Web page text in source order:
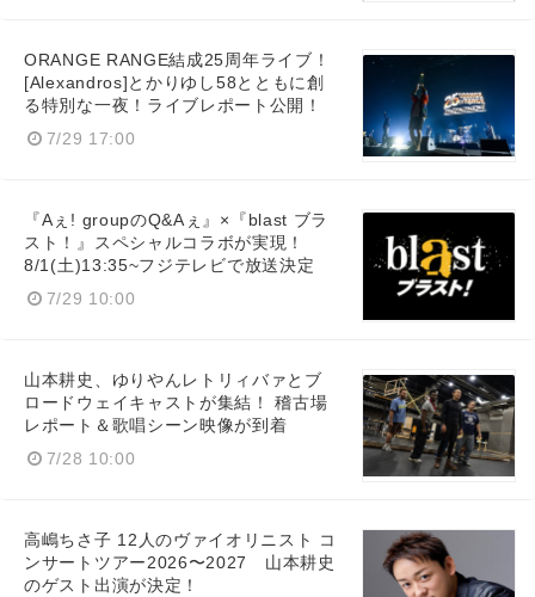
ORANGE RANGE結成25周年ライブ！
[Alexandros]とかりゆし58とともに創
る特別な一夜！ライブレポート公開！
7/29 17:00
『Aぇ! groupのQ&Aぇ』×『blast ブラ
スト！』スペシャルコラボが実現！
8/1(土)13:35~フジテレビで放送決定
7/29 10:00
山本耕史、ゆりやんレトリィバァとブ
ロードウェイキャストが集結！ 稽古場
レポート＆歌唱シーン映像が到着
7/28 10:00
高嶋ちさ子 12人のヴァイオリニスト コ
ンサートツアー2026〜2027 山本耕史
のゲスト出演が決定！